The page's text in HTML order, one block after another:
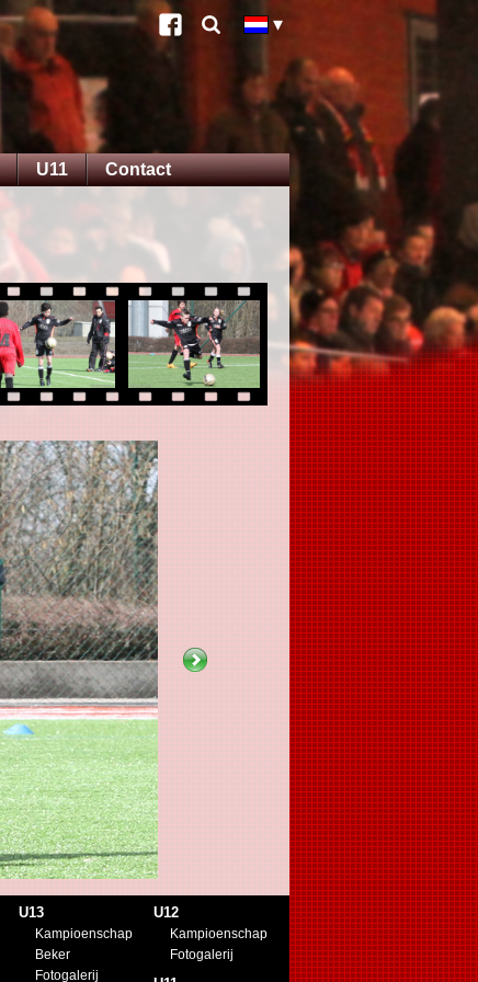
U11 Contact
U13
Kampioenschap
Beker
Fotogalerij
U12
Kampioenschap
Fotogalerij